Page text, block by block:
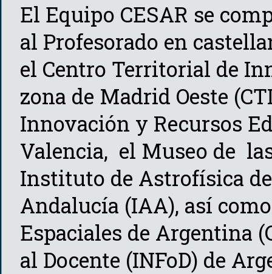
El Equipo CESAR se
al Profesorado en
el Centro Territorial de
zona de Madrid Oeste
Innovación y Recursos
Valencia, el Museo de
Instituto de Astrofísica
Andalucía (IAA), así
Espaciales de Argentina
al Docente (INFoD) de